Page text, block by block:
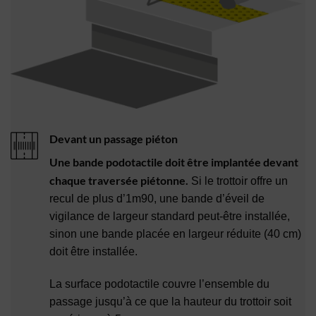
Devant un passage piéton
Une bande podotactile doit être implantée devant
chaque traversée piétonne. Si le trottoir offre un
recul de plus d’1m90, une bande d’éveil de
vigilance de largeur standard peut-être installée,
sinon une bande placée en largeur réduite (40 cm)
doit être installée.
La surface podotactile couvre l’ensemble du
passage jusqu’à ce que la hauteur du trottoir soit